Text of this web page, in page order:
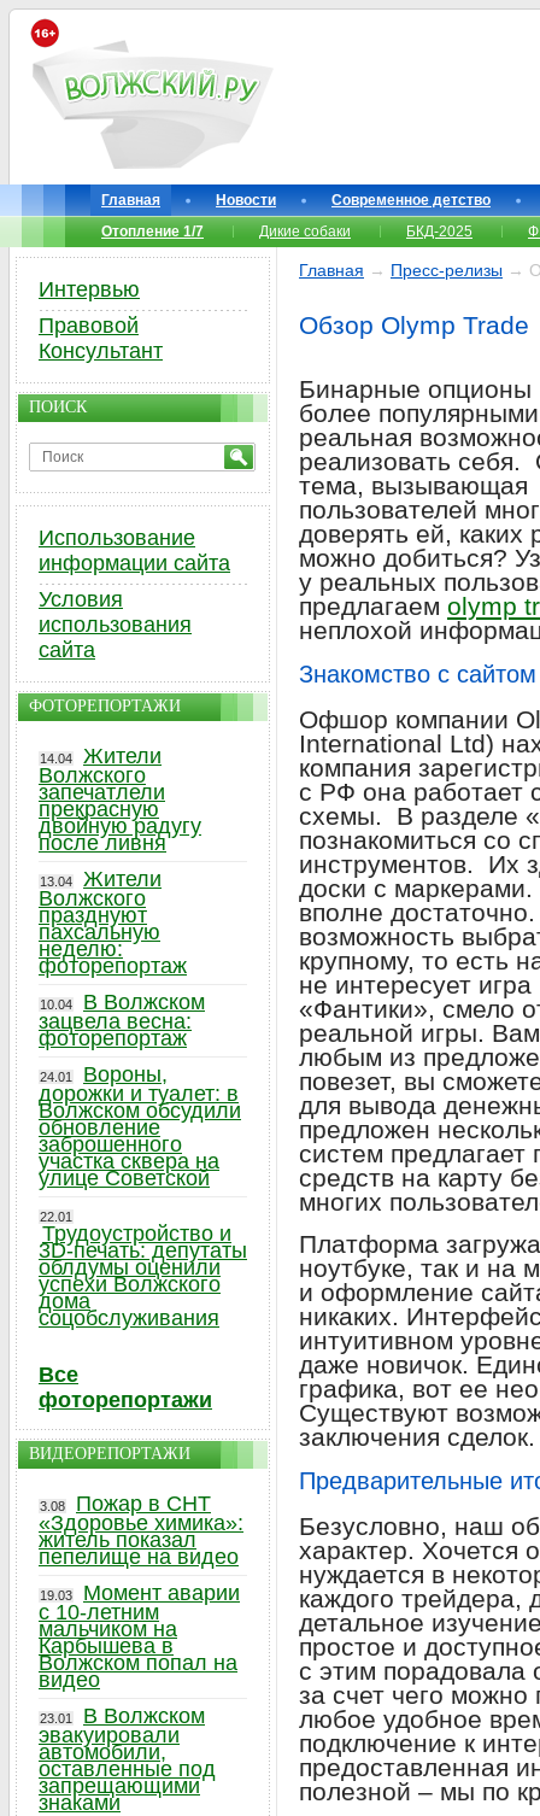
Главная Новости
Современное детство
Отопление 1/7
Дикие собаки БКД-2025
Главная → Пресс-релизы →
Обзор Olymp Trade
Бинарные опционы
более
реальная
реализовать себя.
тема, вызывающая
пользователей
доверять ей,
можно добиться?
у реальных
предлагаем olymp
неплохой
Знакомство с сайтом
Офшор компании
International Ltd)
компания
с РФ она работает
схемы. В разделе
познакомиться со
инструментов. Их
доски с
вполне
возможность
крупному, то есть
не интересует
«Фантики», смело
реальной игры.
любым из
повезет, вы
для вывода
предложен
систем
средств на карту
многих
Платформа
ноутбуке, так и на
и оформление
никаких.
интуитивном
даже новичок.
графика, вот ее
Существуют
заключения сделок.
Предварительные
Безусловно, наш
характер. Хочется
нуждается в
каждого трейдера,
детальное
простое и
с этим порадовала
за счет чего можно
любое удобное
подключение к
предоставленная
полезной – мы по
Интервью
Правовой
Консультант
ПОИСК
Использование
информации сайта
Условия
использования
сайта
ФОТОРЕПОРТАЖИ
14.04
Жители
Волжского
запечатлели
прекрасную
двойную радугу
после ливня
13.04
Жители
Волжского
празднуют
пахсальную
неделю:
фоторепортаж
10.04
В Волжском
зацвела весна:
фоторепортаж
24.01
Вороны,
дорожки и туалет: в
Волжском обсудили
обновление
заброшенного
участка сквера на
улице Советской
22.01
Трудоустройство и
3D-печать: депутаты
облдумы оценили
успехи Волжского
дома
соцобслуживания
Все
фоторепортажи
ВИДЕОРЕПОРТАЖИ
3.08
Пожар в СНТ
«Здоровье химика»:
житель показал
пепелище на видео
19.03
Момент аварии
с 10-летним
мальчиком на
Карбышева в
Волжском попал на
видео
23.01
В Волжском
эвакуировали
автомобили,
оставленные под
запрещающими
знаками